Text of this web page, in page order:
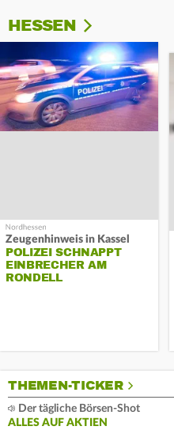
HESSEN
Zeugenhinweis in Kassel
POLIZEI SCHNAPPT
EINBRECHER AM
RONDELL
THEMEN-TICKER
Der tägliche Börsen-Shot
ALLES AUF AKTIEN